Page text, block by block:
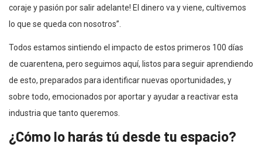
coraje y pasión por salir adelante! El dinero va y viene, cultivemos
lo que se queda con nosotros”.
Todos estamos sintiendo el impacto de estos primeros 100 días
de cuarentena, pero seguimos aquí, listos para seguir aprendiendo
de esto, preparados para identificar nuevas oportunidades, y
sobre todo, emocionados por aportar y ayudar a reactivar esta
industria que tanto queremos.
¿Cómo lo harás tú desde tu espacio?